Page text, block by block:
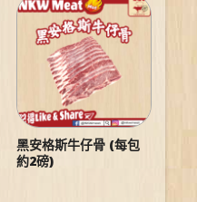
黑安格斯牛仔骨 (每包
約2磅)